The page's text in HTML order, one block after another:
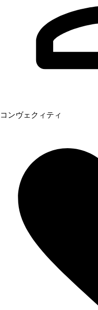
コンヴェクィティ